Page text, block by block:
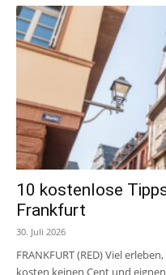
10 kostenlose
Frankfurt
30. Juli 2026
FRANKFURT (RED) Viel
kosten keinen Cent und